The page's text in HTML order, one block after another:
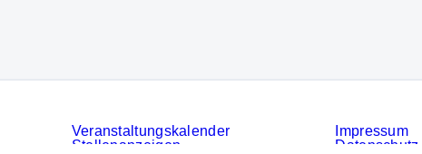
Veranstaltungskalender
Stellenanzeigen
Impressum
Datenschutz